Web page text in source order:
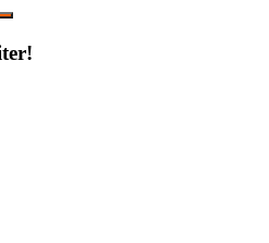
Suchen